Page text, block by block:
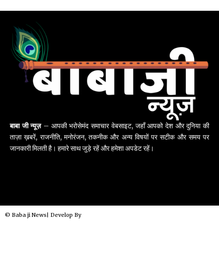
बाबा जी न्यूज़– आपकी भरोसेमंद समाचार वेबसाइट, जहाँ आपको देश और दुनिया की
ताज़ा ख़बरें, राजनीति, मनोरंजन, तकनीक और अन्य विषयों पर सटीक और समय पर
जानकारी मिलती है। हमारे साथ जुड़े रहें और हमेशा अपडेट रहें।
© Baba ji News| Develop By